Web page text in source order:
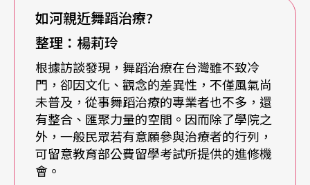
學心理系、心理復健系，陽明大學是將舞蹈治療列
為通識課程，台南師範學院幼教系則著重在幼兒舞
蹈治療，真正的舞蹈專業科系反而沒有舞蹈治療
課，預計下學年才有台北藝術大學舞蹈系、台灣戲
曲專科學校綜藝舞蹈科陸續開設相關課程。
美國亞利桑那大學舞蹈碩士，曾於倫敦拉邦舞蹈中
心專修舞蹈治療的王芸華，現於陽明大學、輔仁大
如河親近舞蹈治療?
整理：楊莉玲
根據訪談發現，舞蹈治療在台灣雖不致冷
門，卻因文化、觀念的差異性，不僅風氣尚
未普及，從事舞蹈治療的專業者也不多，還
有整合、匯聚力量的空間。因而除了學院之
外，一般民眾若有意願參與治療者的行列，
可留意教育部公費留學考試所提供的進修機
會。